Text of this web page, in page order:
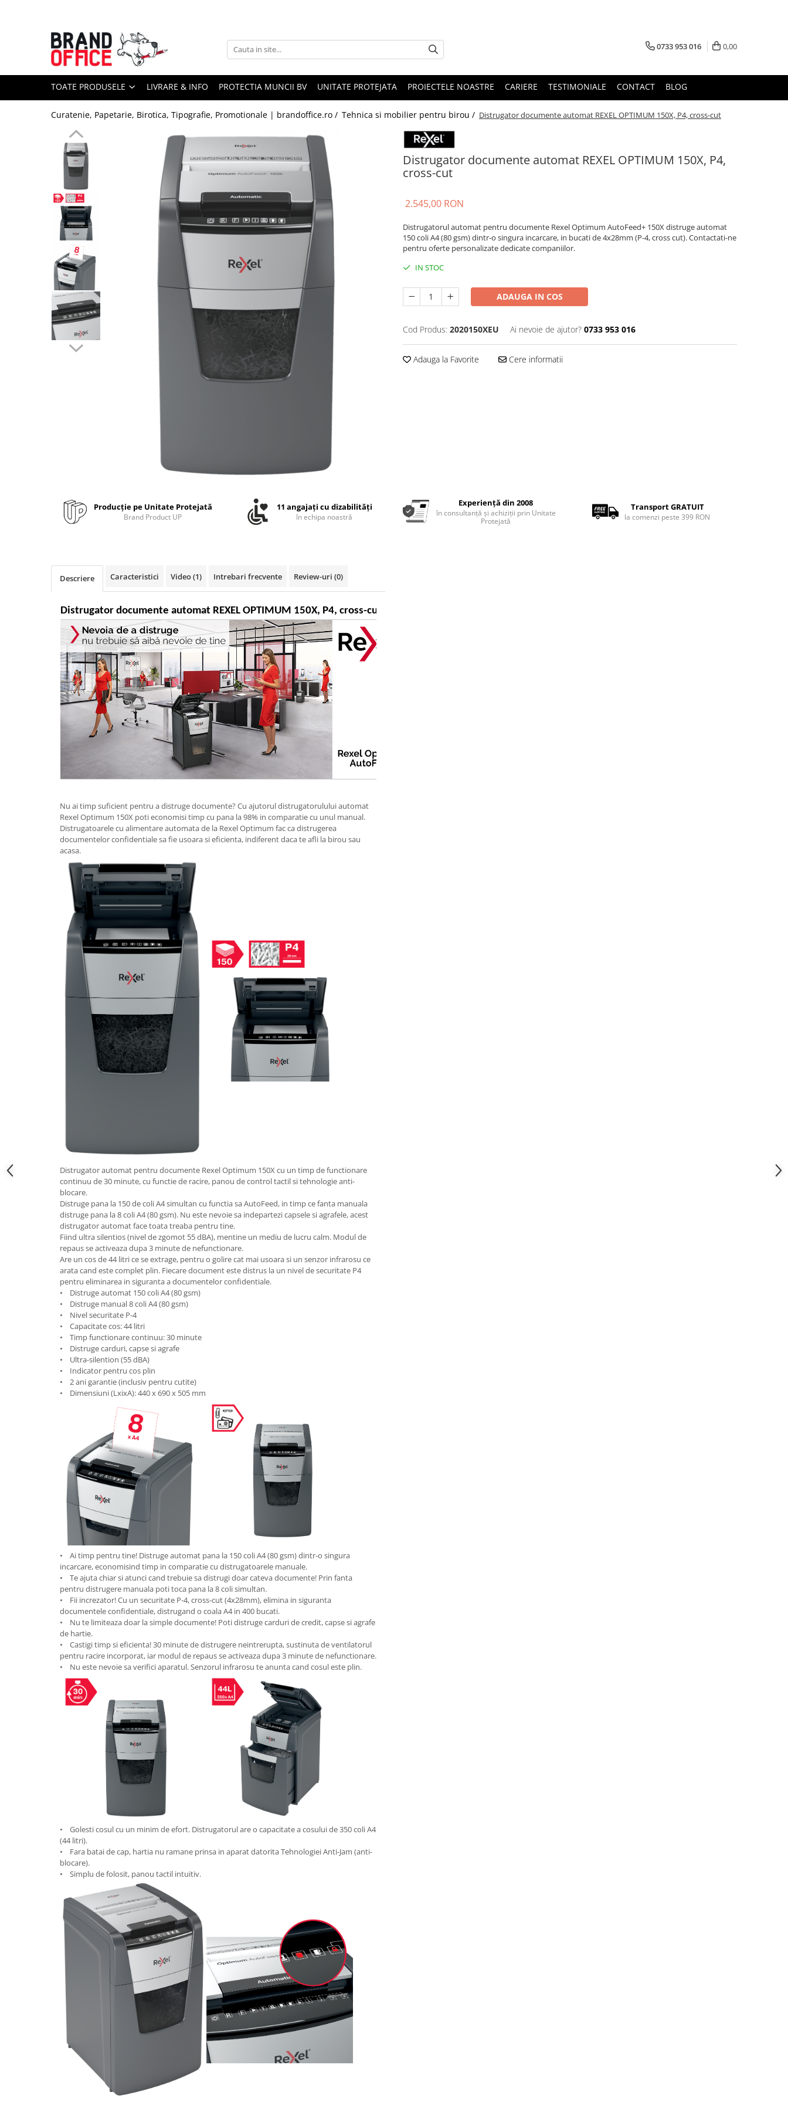
Toate Produsele
Unitate Protejata - PRODUCTIE
Hartie copiator si produse
Formulare tipizate
Saci menajeri (Unitate Protejata)
Agende personalizabile
Organizatoare business
Birotica si papetarie
Hartie si articole din hartie
Bibliorafturi, caiete mecanice,
separatoare
Capsatoare, capse si perforatoare
Caiete si blocnotesuri
Dosare, folii protectie si mape
Accesorii diverse pentru birou
Instrumente de scris eco
Creioane mecanice si grafit
Markere diverse
Carioci si creioane colorate
Rezerve instrumente scris
Tavite documente si suporturi
Ascutitori, radiere, agrafe
Foarfece pentru birou
Curatenie si igiena
Produse Antibacteriene
Articole pentru baie
Articole pentru bucatarie
Maturi, mopuri si galeti
Hartie igienica, prosoape hartie si
geamuri, mobila
Articole pentru birou, suprafete,
Intretinere si odorizante masina
Accesorii pentru curatenie
Tipografie si stampile
Formulare tipizate
Caiete si blocnotesuri
Stampile, tusiere si tus
Protectia muncii si Imbracaminte
Incaltaminte
Incaltaminte de lucru si protectie
Incaltaminte de oras si munte
Echipamente medicale
Manusi de protectie
Accesorii pentru protectia capului
Casti de protectie
Ochelari de protectie si viziere
Masti de protectie respiratorie
Sepci, caciuli si esarfe
Pachete promotionale
Accesorii pentru protectia muncii
Sosete de lucru
Articole de unica folosinta
Copii - tricouri si hanorace
Comunicare si prezentare
Ecrane Interactive
Sisteme de afisare
Ecrane de proiectie
Accesorii prezentare
Table magnetice (whiteboard-uri)
Electronice si accesorii tech
Gadgeturi mobile
Securitate digitala
Adaptoare de calatorie
Baterii si acumulatori
Cabluri si conectivitate
Incarcatoare wireless
Incarcatoare cu fir si auto
Ceasuri smart - Smartwatch
Baterii externe - Powerbanks
Accesorii localizare (FindMy)
Cartuse, tonere, consumabile PC
Suporturi si huse telefoane &
Periferice PC si accesorii
Boxe portabile
Tehnica si mobilier pentru birou
Accesorii mobilier
Ghilotine și Trimmere
Calculatoare de birou
Distrugatoare documente
Cosuri de gunoi pentru birou
Scaune, birouri si produse
0733 953 016 0,00
TOATE PRODUSELE LIVRARE & INFO PROTECTIA MUNCII BV UNITATE PROTEJATA PROIECTELE NOASTRE CARIERE TESTIMONIALE CONTACT BLOG
Curatenie, Papetarie, Birotica, Tipografie, Promotionale | brandoffice.ro / Tehnica si mobilier pentru birou / Distrugator documente automat REXEL OPTIMUM 150X, P4, cross-cut
Distrugator documente automat REXEL OPTIMUM 150X, P4,
cross-cut
2.545,00 RON
Distrugatorul automat pentru documente Rexel Optimum AutoFeed+ 150X distruge automat
150 coli A4 (80 gsm) dintr-o singura incarcare, in bucati de 4x28mm (P-4, cross cut). Contactati-ne
pentru oferte personalizate dedicate companiilor.
IN STOC
ADAUGA IN COS
Cod Produs: 2020150XEU Ai nevoie de ajutor? 0733 953 016
Adauga la Favorite Cere informatii
Producție pe Unitate Protejată
Brand Product UP
11 angajați cu dizabilități
în echipa noastră
Experiență din 2008
în consultanță și achiziții prin Unitate
Protejată
Transport GRATUIT
la comenzi peste 399 RON
Descriere Caracteristici Video(1) Intrebari frecvente Review-uri (0)
Distrugator documente automat REXEL OPTIMUM 150X, P4, cross-cut (confeti), 150 coli, cos 44l
Nu ai timp suficient pentru a distruge documente? Cu ajutorul distrugatorulului automat
Rexel Optimum 150X poti economisi timp cu pana la 98% in comparatie cu unul manual.
Distrugatoarele cu alimentare automata de la Rexel Optimum fac ca distrugerea
documentelor confidentiale sa fie usoara si eficienta, indiferent daca te afli la birou sau
acasa.
Distrugator automat pentru documente Rexel Optimum 150X cu un timp de functionare
continuu de 30 minute, cu functie de racire, panou de control tactil si tehnologie anti-
blocare.
Distruge pana la 150 de coli A4 simultan cu functia sa AutoFeed, in timp ce fanta manuala
distruge pana la 8 coli A4 (80 gsm). Nu este nevoie sa indepartezi capsele si agrafele, acest
distrugator automat face toata treaba pentru tine.
Fiind ultra silentios (nivel de zgomot 55 dBA), mentine un mediu de lucru calm. Modul de
repaus se activeaza dupa 3 minute de nefunctionare.
Are un cos de 44 litri ce se extrage, pentru o golire cat mai usoara si un senzor infrarosu ce
arata cand este complet plin. Fiecare document este distrus la un nivel de securitate P4
pentru eliminarea in siguranta a documentelor confidentiale.
• Distruge automat 150 coli A4 (80 gsm)
• Distruge manual 8 coli A4 (80 gsm)
• Nivel securitate P-4
• Capacitate cos: 44 litri
• Timp functionare continuu: 30 minute
• Distruge carduri, capse si agrafe
• Ultra-silention (55 dBA)
• Indicator pentru cos plin
• 2 ani garantie (inclusiv pentru cutite)
• Dimensiuni (LxixA): 440 x 690 x 505 mm
• Ai timp pentru tine! Distruge automat pana la 150 coli A4 (80 gsm) dintr-o singura
incarcare, economisind timp in comparatie cu distrugatoarele manuale.
• Te ajuta chiar si atunci cand trebuie sa distrugi doar cateva documente! Prin fanta
pentru distrugere manuala poti toca pana la 8 coli simultan.
• Fii increzator! Cu un securitate P-4, cross-cut (4x28mm), elimina in siguranta
documentele confidentiale, distrugand o coala A4 in 400 bucati.
• Nu te limiteaza doar la simple documente! Poti distruge carduri de credit, capse si agrafe
de hartie.
• Castigi timp si eficienta! 30 minute de distrugere neintrerupta, sustinuta de ventilatorul
pentru racire incorporat, iar modul de repaus se activeaza dupa 3 minute de nefunctionare.
• Nu este nevoie sa verifici aparatul. Senzorul infrarosu te anunta cand cosul este plin.
• Golesti cosul cu un minim de efort. Distrugatorul are o capacitate a cosului de 350 coli A4
(44 litri).
• Fara batai de cap, hartia nu ramane prinsa in aparat datorita Tehnologiei Anti-Jam (anti-
blocare).
• Simplu de folosit, panou tactil intuitiv.